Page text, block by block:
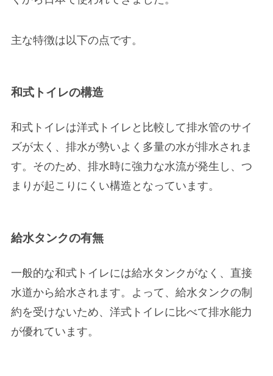
主な特徴は以下の点です。
和式トイレの構造
和式トイレは洋式トイレと比較して排水管のサイ
ズが太く、排水が勢いよく多量の水が排水されま
す。そのため、排水時に強力な水流が発生し、つ
まりが起こりにくい構造となっています。
給水タンクの有無
一般的な和式トイレには給水タンクがなく、直接
水道から給水されます。よって、給水タンクの制
約を受けないため、洋式トイレに比べて排水能力
が優れています。